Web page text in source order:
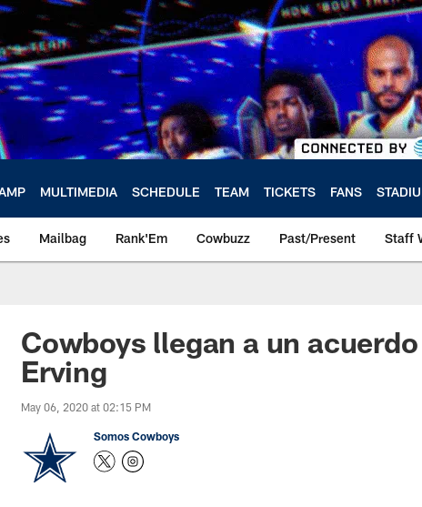
MULTIMEDIA SCHEDULE TEAM TICKETS FANS
Mailbag Rank'Em Cowbuzz Past/Present Staff
Cowboys llegan a un
Erving
May 06, 2020 at 02:15 PM
Somos Cowboys